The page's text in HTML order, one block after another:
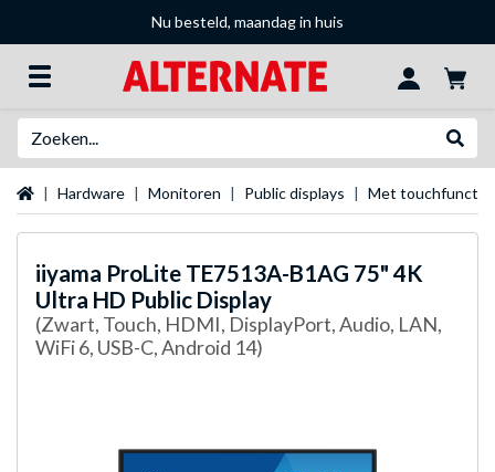
Nu besteld, maandag in huis
Startpagina
Hardware Monitoren Public displays Met touchfunctie
iiyama ProLite TE7513A-B1AG 75" 4K
Ultra HD Public Display
(Zwart, Touch, HDMI, DisplayPort, Audio, LAN,
WiFi 6, USB-C, Android 14)